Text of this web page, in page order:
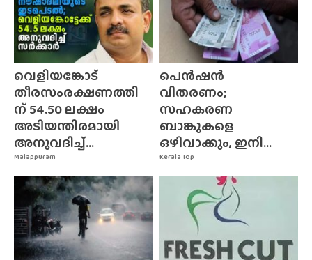
Malappuram
വെളിയങ്കോട്
തീരസംരക്ഷണത്തി
ന് 54.50 ലക്ഷം
അടിയന്തിരമായി
അനുവദിച്ച്...
Kerala Top
പെൻഷൻ
വിതരണം;
സഹകരണ
ബാങ്കുകളെ
ഒഴിവാക്കും, ഇനി...